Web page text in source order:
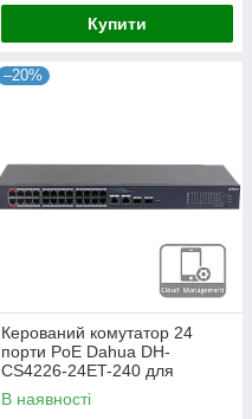
Купити
–20%
Керований комутатор 24
порти PoE Dahua DH-
CS4226-24ET-240 для
організації мережі та
живлення IP-камер і
В наявності